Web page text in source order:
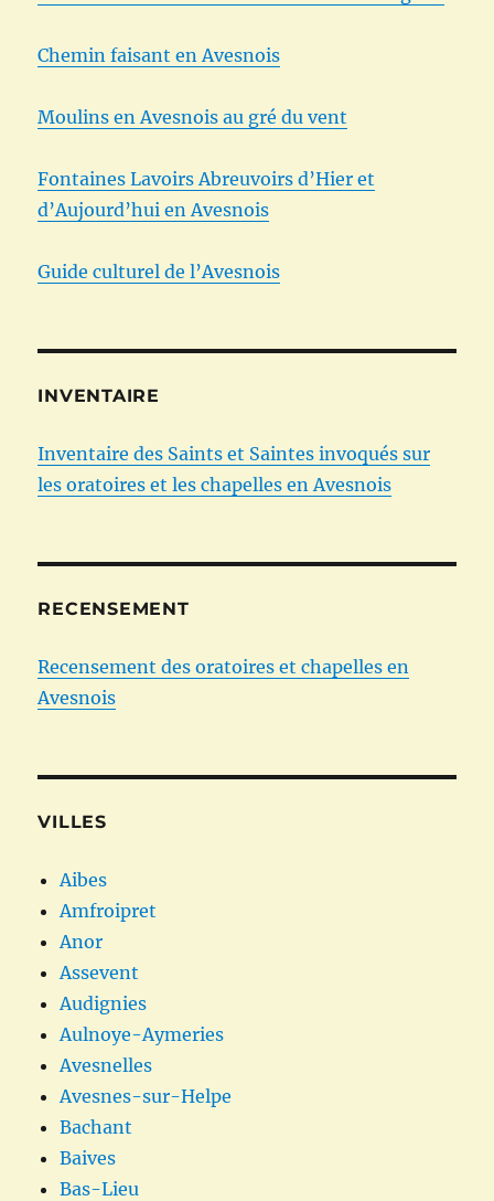
Chemin faisant en Avesnois
Moulins en Avesnois au gré du vent
Fontaines Lavoirs Abreuvoirs d’Hier et
d’Aujourd’hui en Avesnois
Guide culturel de l’Avesnois
INVENTAIRE
Inventaire des Saints et Saintes invoqués sur
les oratoires et les chapelles en Avesnois
RECENSEMENT
Recensement des oratoires et chapelles en
Avesnois
VILLES
Aibes
Amfroipret
Anor
Assevent
Audignies
Aulnoye-Aymeries
Avesnelles
Avesnes-sur-Helpe
Bachant
Baives
Bas-Lieu